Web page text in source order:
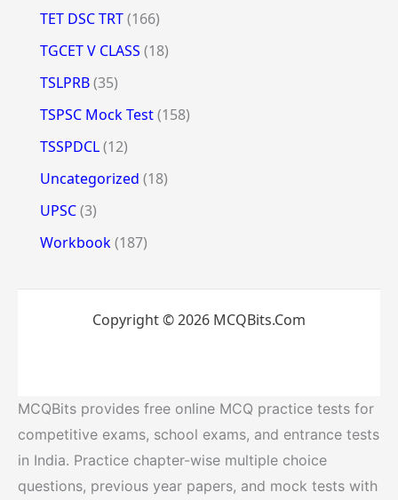
TET DSC TRT(166)
TGCET V CLASS (18)
TSLPRB(35)
TSPSC Mock Test(158)
TSSPDCL(12)
Uncategorized (18)
UPSC(3)
Workbook(187)
Copyright © 2026 MCQBits.Com
MCQBits provides free online MCQ practice tests for
competitive exams, school exams, and entrance tests
in India. Practice chapter-wise multiple choice
questions, previous year papers, and mock tests with